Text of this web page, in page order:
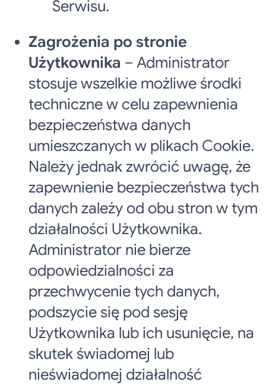
Serwisu.
Zagrożenia po stronie
Użytkownika – Administrator
stosuje wszelkie możliwe środki
techniczne w celu zapewnienia
bezpieczeństwa danych
umieszczanych w plikach Cookie.
Należy jednak zwrócić uwagę, że
zapewnienie bezpieczeństwa tych
danych zależy od obu stron w tym
działalności Użytkownika.
Administrator nie bierze
odpowiedzialności za
przechwycenie tych danych,
podszycie się pod sesję
Użytkownika lub ich usunięcie, na
skutek świadomej lub
nieświadomej działalność